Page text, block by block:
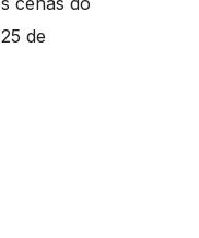
de